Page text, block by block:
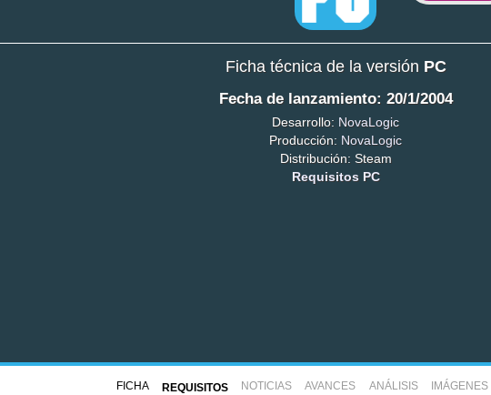
Ficha técnica de la versión PC
Fecha de lanzamiento: 20/1/2004
Desarrollo: NovaLogic
Producción: NovaLogic
Distribución: Steam
Requisitos PC
FICHA REQUISITOS NOTICIAS AVANCES ANÁLISIS IMÁGENES